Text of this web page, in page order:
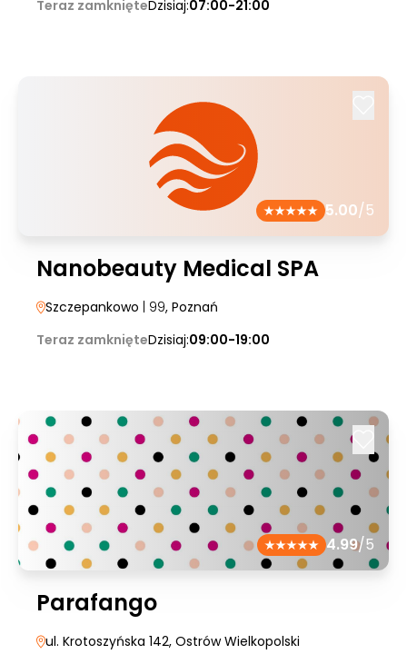
Teraz zamknięteDzisiaj:07:00-21:00
5.00/5
Nanobeauty Medical SPA
Szczepankowo | 99, Poznań
Teraz zamknięteDzisiaj:09:00-19:00
4.99/5
Parafango
ul. Krotoszyńska 142, Ostrów Wielkopolski